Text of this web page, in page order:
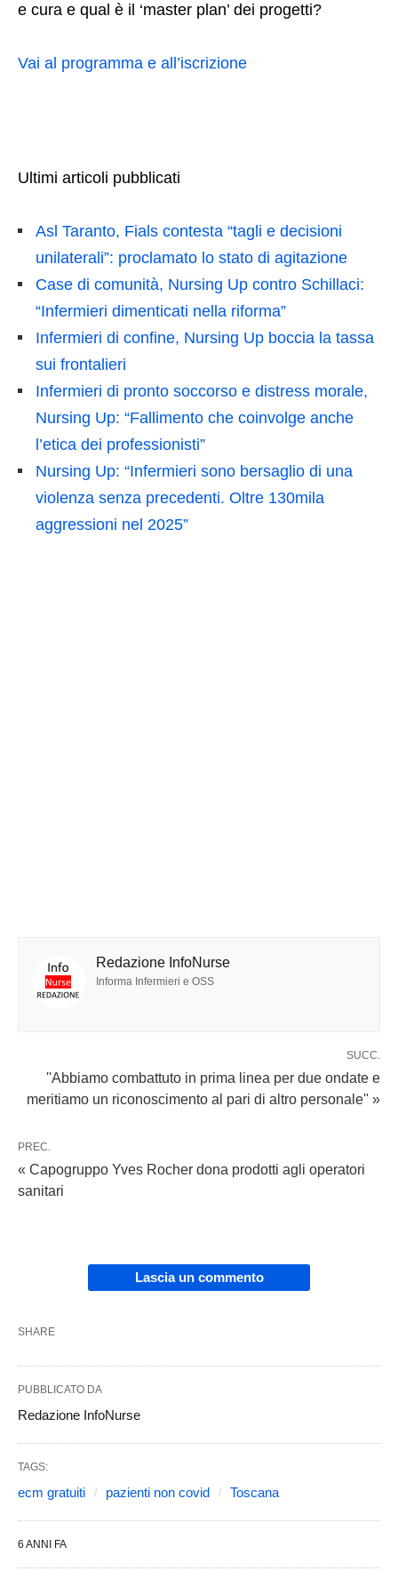
e cura e qual è il ‘master plan’ dei progetti?
Vai al programma e all’iscrizione
Ultimi articoli pubblicati
Asl Taranto, Fials contesta “tagli e decisioni
unilaterali”: proclamato lo stato di agitazione
Case di comunità, Nursing Up contro Schillaci:
“Infermieri dimenticati nella riforma”
Infermieri di confine, Nursing Up boccia la tassa
sui frontalieri
Infermieri di pronto soccorso e distress morale,
Nursing Up: “Fallimento che coinvolge anche
l’etica dei professionisti”
Nursing Up: “Infermieri sono bersaglio di una
violenza senza precedenti. Oltre 130mila
aggressioni nel 2025”
Redazione InfoNurse
Informa Infermieri e OSS
SUCC.
''Abbiamo combattuto in prima linea per due ondate e
meritiamo un riconoscimento al pari di altro personale'' »
PREC.
« Capogruppo Yves Rocher dona prodotti agli operatori
sanitari
Lascia un commento
SHARE
PUBBLICATO DA
Redazione InfoNurse
TAGS:
ecm gratuiti pazienti non covid Toscana
6 ANNI FA